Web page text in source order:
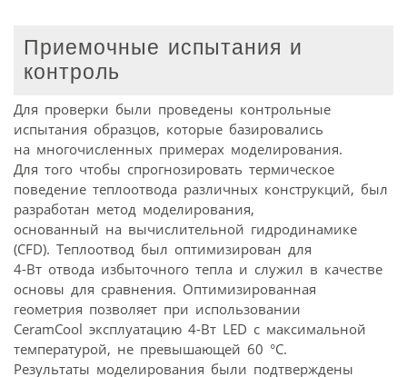
Приемочные испытания и
контроль
Для проверки были проведены контрольные
испытания образцов, которые базировались
на многочисленных примерах моделирования.
Для того чтобы спрогнозировать термическое
поведение теплоотвода различных конструкций, был
разработан метод моделирования,
основанный на вычислительной гидродинамике
(CFD). Теплоотвод был оптимизирован для
4-Вт отвода избыточного тепла и служил в качестве
основы для сравнения. Оптимизированная
геометрия позволяет при использовании
CeramCool эксплуатацию 4-Вт LED с максимальной
температурой, не превышающей 60 °C.
Результаты моделирования были подтверждены